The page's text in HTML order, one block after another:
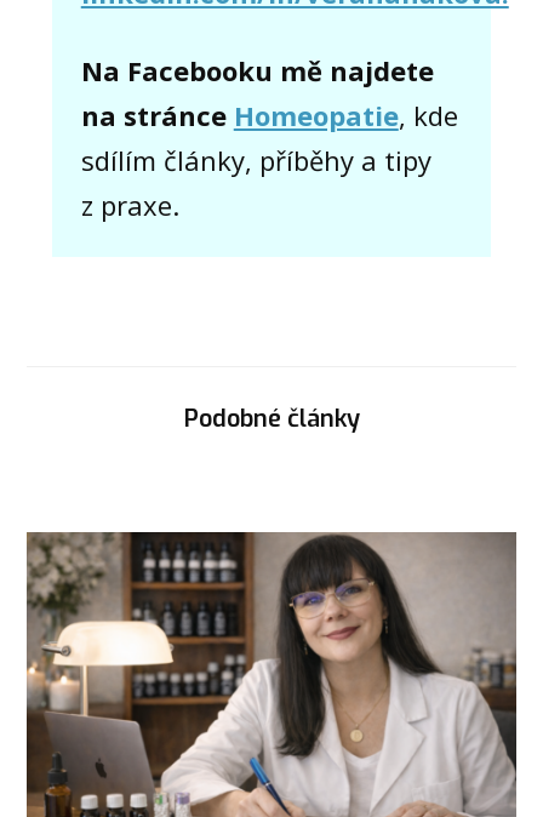
Na Facebooku mě najdete
na stránce Homeopatie, kde
sdílím články, příběhy a tipy
z praxe.
Podobné články